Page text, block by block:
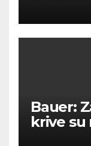
Bauer:
krive su